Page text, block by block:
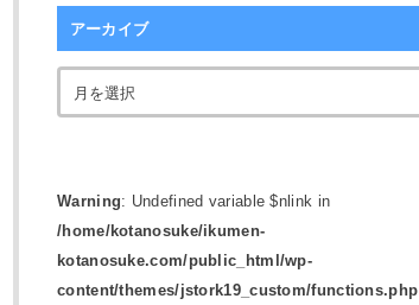
アーカイブ
Warning: Undefined variable $nlink in
/home/kotanosuke/ikumen-
kotanosuke.com/public_html/wp-
content/themes/jstork19_custom/functions.php